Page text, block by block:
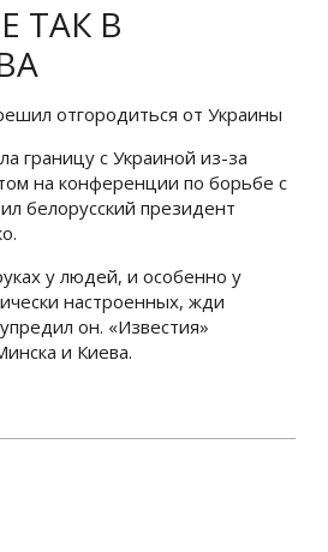
ТАК В
отгородиться от Украины
границу с Украиной из-за
на конференции по борьбе с
белорусский президент
у людей, и особенно у
настроенных, жди
он. «Известия»
и Киева.